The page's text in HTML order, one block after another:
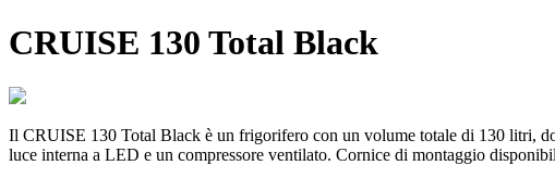
CRUISE 130 Total Black
Il CRUISE 130 Total Black è un frigorifero con un volume totale di 130 litri,
luce interna a LED e un compressore ventilato. Cornice di montaggio